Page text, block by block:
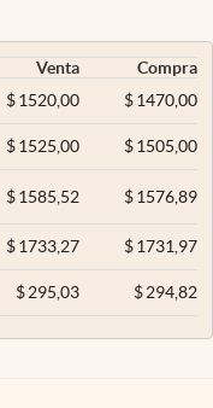
Venta
Compra
$ 1520,00 $1470,00
$ 1525,00 $1505,00
$ 1585,52 $1576,89
$ 1733,27 $1731,97
$ 295,03 $294,82